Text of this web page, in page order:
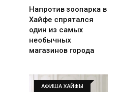
Напротив зоопарка в
Хайфе спрятался
один из самых
необычных
магазинов города
АФИША ХАЙФЫ